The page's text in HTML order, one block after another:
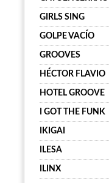
GIRLS SING
GOLPE VACÍO
GROOVES
HÉCTOR FLAVIO
HOTEL GROOVE
I GOT THE FUNK
IKIGAI
ILESA
ILINX